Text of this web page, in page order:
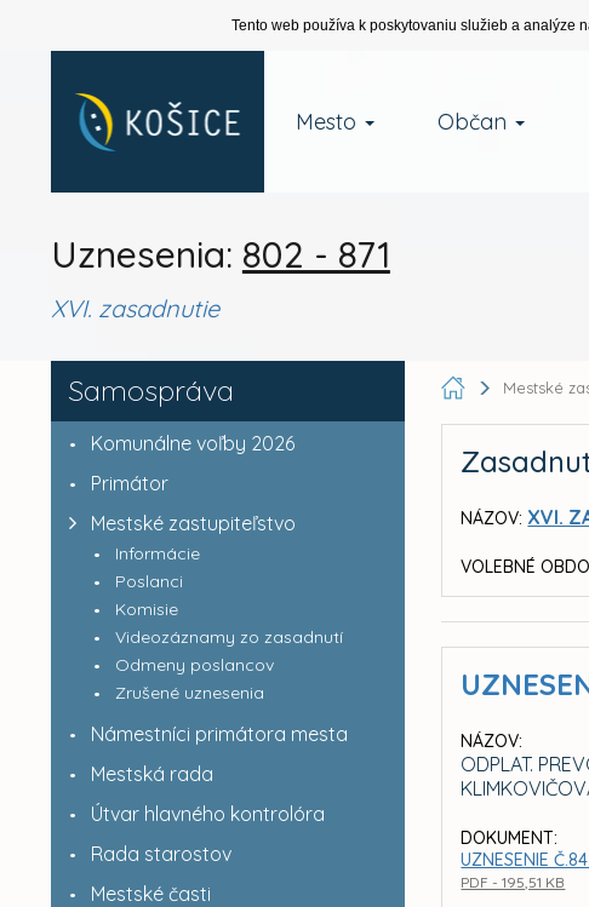
Tento web používa k poskytovaniu služieb a analýze
Mesto Občan
Uznesenia: 802 - 871
XVI. zasadnutie
Samospráva
Komunálne voľby 2026
Primátor
Mestské zastupiteľstvo
Informácie
Poslanci
Komisie
Videozáznamy zo zasadnutí
Odmeny poslancov
Zrušené uznesenia
Námestníci primátora mesta
Mestská rada
Útvar hlavného kontrolóra
Rada starostov
Mestské časti
Mestské
NÁZOV: XVI.
VOLEBNÉ
NÁZOV:
ODPLAT.
DOKUMENT:
UZNESENIE
PDF - 195,51 KB